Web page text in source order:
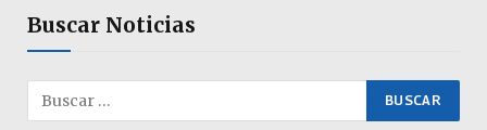
Buscar Noticias